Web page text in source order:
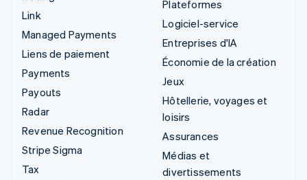
Link
Managed Payments
Liens de paiement
Payments
Payouts
Radar
Revenue Recognition
Stripe Sigma
Tax
Plateformes
Logiciel-service
Entreprises d'IA
Économie de la création
Jeux
Hôtellerie, voyages et
loisirs
Assurances
Médias et
divertissements